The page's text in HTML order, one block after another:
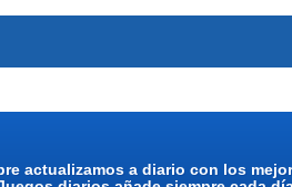
actualizamos a diario con los